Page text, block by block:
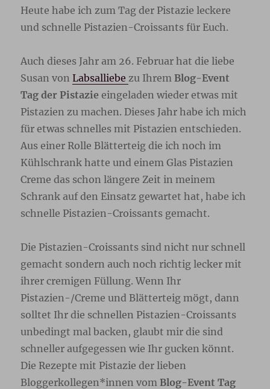
Heute habe ich zum Tag der Pistazie leckere
und schnelle Pistazien-Croissants für Euch.
Auch dieses Jahr am 26. Februar hat die liebe
Susan vonLabsalliebe zu IhremBlog-Event
Tag der Pistazie eingeladen wieder etwas mit
Pistazien zu machen. Dieses Jahr habe ich mich
für etwas schnelles mit Pistazien entschieden.
Aus einer Rolle Blätterteig die ich noch im
Kühlschrank hatte und einem Glas Pistazien
Creme das schon längere Zeit in meinem
Schrank auf den Einsatz gewartet hat, habe ich
schnelle Pistazien-Croissants gemacht.
Die Pistazien-Croissants sind nicht nur schnell
gemacht sondern auch noch richtig lecker mit
ihrer cremigen Füllung. Wenn Ihr
Pistazien-/Creme und Blätterteig mögt, dann
solltet Ihr die schnellen Pistazien-Croissants
unbedingt mal backen, glaubt mir die sind
schneller aufgegessen wie Ihr gucken könnt.
Die Rezepte mit Pistazie der lieben
Bloggerkollegen*innen vomBlog-Event Tag